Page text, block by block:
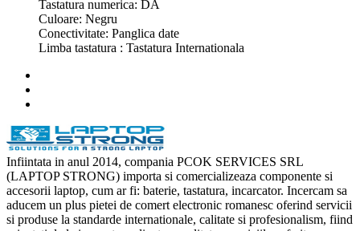
Tastatura numerica: DA
Culoare: Negru
Conectivitate: Panglica date
Limba tastatura : Tastatura Internationala
Infiintata in anul 2014, compania PCOK SERVICES SRL
(LAPTOP STRONG) importa si comercializeaza componente si
accesorii laptop, cum ar fi: baterie, tastatura, incarcator. Incercam sa
aducem un plus pietei de comert electronic romanesc oferind servicii
si produse la standarde internationale, calitate si profesionalism, fiind